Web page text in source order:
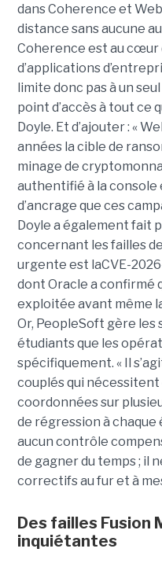
dans Coherence et
distance sans aucune
Coherence est au cœur
d’applications
limite donc pas à un
point d’accès à tout ce
Doyle. Et d’ajouter : «
années la cible de
minage de
authentifié à la
d’ancrage que ces
Doyle a également fait
concernant les failles
urgente est laCVE-
dont Oracle a confirmé
exploitée avant même
Or, PeopleSoft gère les
étudiants que les
spécifiquement. « Il
couplés qui nécessitent
coordonnées sur
de régression à chaque
aucun contrôle
de gagner du temps ; il
correctifs au fur et à
Des failles Fusion
inquiétantes